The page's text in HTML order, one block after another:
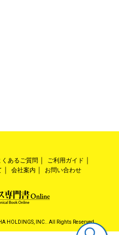
くあるご質問
ご利用ガイド
会社案内 お問い合わせ
HOLDINGS, INC.. All Rights Reserved